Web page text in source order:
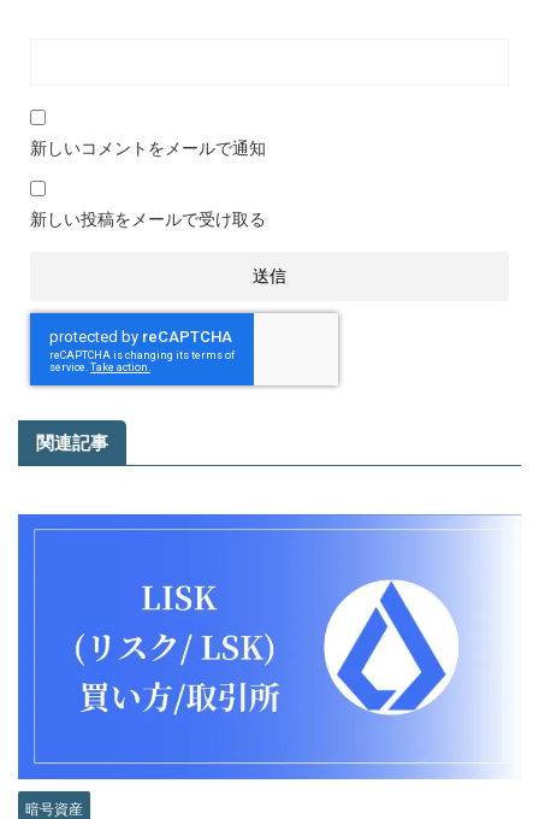
新しいコメントをメールで通知
新しい投稿をメールで受け取る
関連記事
暗号資産